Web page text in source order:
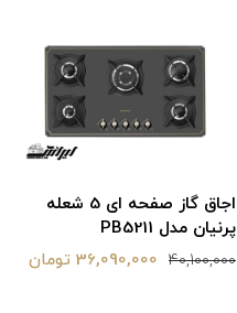
اجاق گاز صفحه ای 5 شعله
پرنیان مدل PB5211
40,100,000 36,090,000 تومان